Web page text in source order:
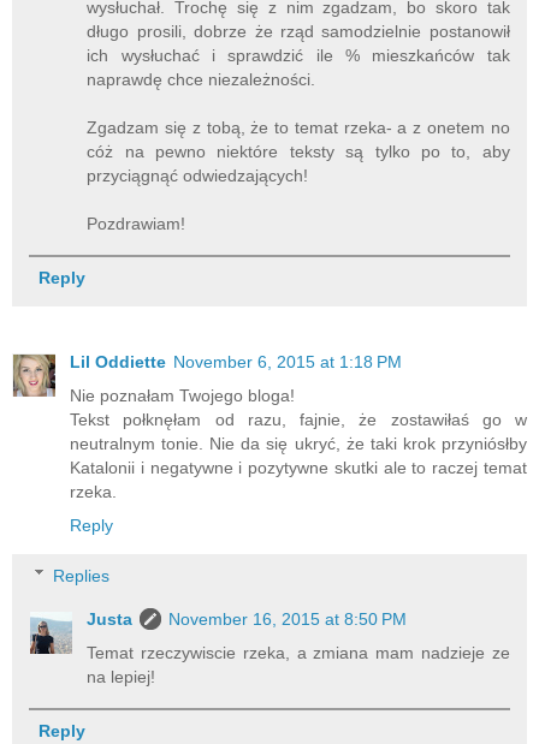
wysłuchał. Trochę się z nim zgadzam, bo skoro tak
długo prosili, dobrze że rząd samodzielnie postanowił
ich wysłuchać i sprawdzić ile % mieszkańców tak
naprawdę chce niezależności.
Zgadzam się z tobą, że to temat rzeka- a z onetem no
cóż na pewno niektóre teksty są tylko po to, aby
przyciągnąć odwiedzających!
Pozdrawiam!
Reply
Lil Oddiette November 6, 2015 at 1:18 PM
Nie poznałam Twojego bloga!
Tekst połknęłam od razu, fajnie, że zostawiłaś go w
neutralnym tonie. Nie da się ukryć, że taki krok przyniósłby
Katalonii i negatywne i pozytywne skutki ale to raczej temat
rzeka.
Reply
Replies
Justa
November 16, 2015 at 8:50 PM
Temat rzeczywiscie rzeka, a zmiana mam nadzieje ze
na lepiej!
Reply